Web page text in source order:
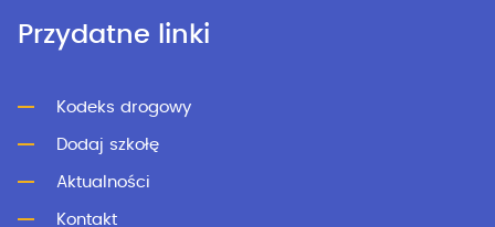
Przydatne linki
Kodeks drogowy
Dodaj szkołę
Aktualności
Kontakt